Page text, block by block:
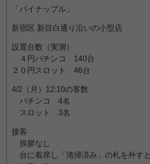
「パイナップル」
新宿区 新目白通り沿いの小型店
設置台数（実測）
４円パチンコ 140台
２０円スロット 46台
4/2（月）12:10の客数
パチンコ 4名
スロット 3名
接客
挨拶なし
台に着席し「清掃済み」の札を外すと